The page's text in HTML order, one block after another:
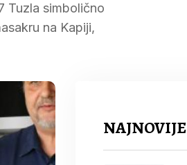
Tuzla simbolično
na Kapiji,
NAJNOVIJE